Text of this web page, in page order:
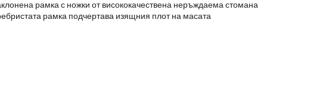
рамка с ножки от висококачествена неръждаема стомана
рамка подчертава изящния плот на масата